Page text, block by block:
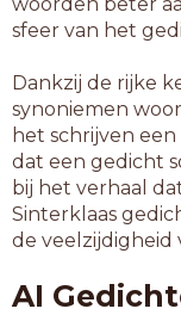
sfeer van het
Dankzij de rijke
synoniemen
het schrijven
dat een gedicht
bij het verhaal
Sinterklaas
de veelzijdigheid
AI